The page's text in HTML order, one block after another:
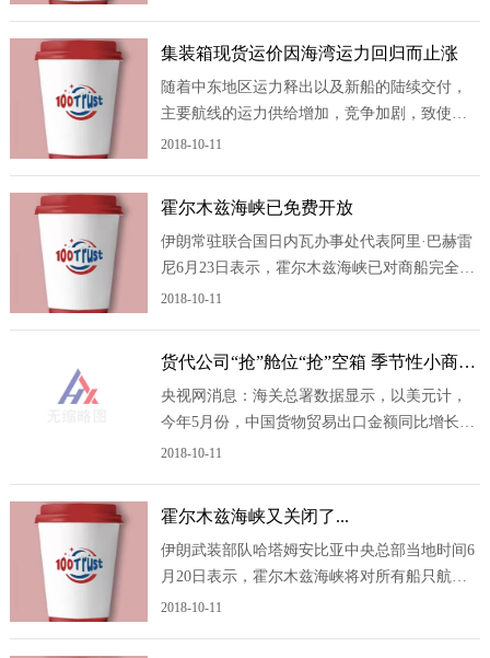
税。此举立即招致多方反对，目前已有企业提
起诉讼。 换汤不换药：美国为关
集装箱现货运价因海湾运力回归而止涨
随着中东地区运力释出以及新船的陆续交付，
主要航线的运力供给增加，竞争加剧，致使即
期运价涨势停滞。香港咨询机构Linerlytica在最
还有近17万teu的新增运力交付。 “7月初各
大船企上调运价的举措未能稳住
2018-10-11
霍尔木兹海峡已免费开放
伊朗常驻联合国日内瓦办事处代表阿里·巴赫雷
尼6月23日表示，霍尔木兹海峡已对商船完全开
放，且不收取任何费用。 巴赫雷尼当天就
60天，其间不会收取任何费用。 此外，伊
美双方决定就此问题建立沟通机制
2018-10-11
货代公司“抢”舱位“抢”空箱 季节性小商品
热销出口忙
央视网消息：海关总署数据显示，以美元计，
今年5月份，中国货物贸易出口金额同比增长
19.4%，创下近三个月以来的最高增速。而随着
国际货运代理企业，工作人员正不断刷新着船
公司的订舱系统，紧盯最新的放舱信息。企业
负责人告诉记者，美国
2018-10-11
霍尔木兹海峡又关闭了...
伊朗武装部队哈塔姆安比亚中央总部当地时间6
月20日表示，霍尔木兹海峡将对所有船只航行
关闭。 伊朗武装部队哈塔姆安比亚中央总
2018-10-11